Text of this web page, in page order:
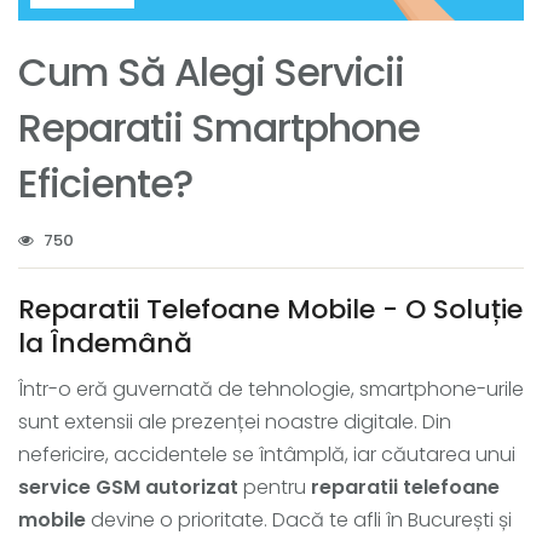
Cum Să Alegi Servicii
Reparatii Smartphone
Eficiente?
750
Reparatii Telefoane Mobile - O Soluție
la Îndemână
Într-o eră guvernată de tehnologie, smartphone-urile
sunt extensii ale prezenței noastre digitale. Din
nefericire, accidentele se întâmplă, iar căutarea unui
service GSM autorizat pentru reparatii telefoane
mobile devine o prioritate. Dacă te afli în București și